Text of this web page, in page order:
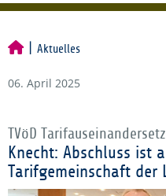
Aktuelles
06. April 2025
TVöD
Knecht: Abschluss ist
Tarifgemeinschaft der